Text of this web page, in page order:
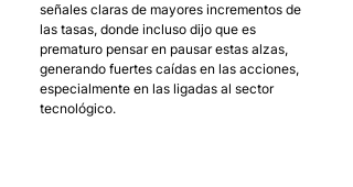
señales claras de mayores incrementos de
las tasas, donde incluso dijo que es
prematuro pensar en pausar estas alzas,
generando fuertes caídas en las acciones,
especialmente en las ligadas al sector
tecnológico.